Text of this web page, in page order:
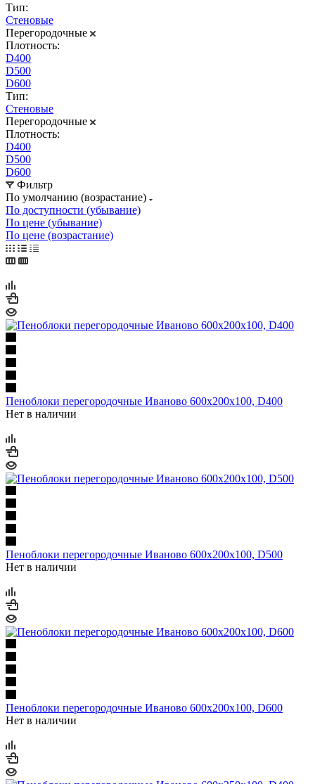
Тип:
Стеновые
Перегородочные
Плотность:
D400
D500
D600
Тип:
Стеновые
Перегородочные
Плотность:
D400
D500
D600
Фильтр
По умолчанию (возрастание)
По доступности (убывание)
По цене (убывание)
По цене (возрастание)
Пеноблоки перегородочные Иваново 600х200х100, D400
Нет в наличии
Пеноблоки перегородочные Иваново 600х200х100, D500
Нет в наличии
Пеноблоки перегородочные Иваново 600х200х100, D600
Нет в наличии